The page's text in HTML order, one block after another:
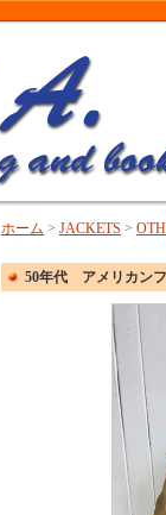
ホーム > JACKETS >
50年代 アメリカン